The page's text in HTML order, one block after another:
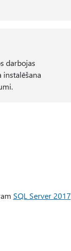
darbojas
instalēšana
SQL Server 2017